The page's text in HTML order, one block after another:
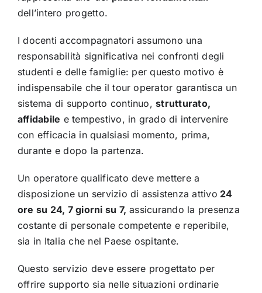
dell’intero progetto.
I docenti accompagnatori assumono una
responsabilità significativa nei confronti degli
studenti e delle famiglie: per questo motivo è
indispensabile che il tour operator garantisca un
sistema di supporto continuo,strutturato,
affidabile e tempestivo, in grado di intervenire
con efficacia in qualsiasi momento, prima,
durante e dopo la partenza.
Un operatore qualificato deve mettere a
disposizione un servizio di assistenza attivo 24
ore su 24, 7 giorni su 7, assicurando la presenza
costante di personale competente e reperibile,
sia in Italia che nel Paese ospitante.
Questo servizio deve essere progettato per
offrire supporto sia nelle situazioni ordinarie